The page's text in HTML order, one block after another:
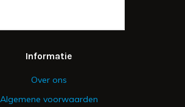
Informatie
Over ons
Algemene voorwaarden